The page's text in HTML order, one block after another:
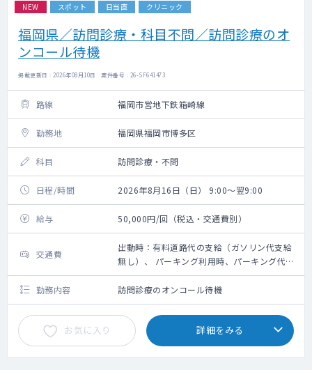
NEW スポット 日当直 クリニック
福岡県／訪問診療・科目不問／訪問診療のオ
ンコール待機
掲載更新日 : 2026年08月10日 案件番号 : 26-SF641473
路線 福岡市営地下鉄箱崎線
勤務地 福岡県福岡市博多区
科目 訪問診療・不問
日程/時間 2026年8月16日（日） 9:00～翌9:00
給与 50,000円/回（税込・交通費別）
交通費
出動時：有料道路代の支給（ガソリン代支給
無し）、 パーキング利用時、パーキング代は
その場で看護師が清算します
勤務内容
訪問診療のオンコール待機
お気に入り 詳細をみる